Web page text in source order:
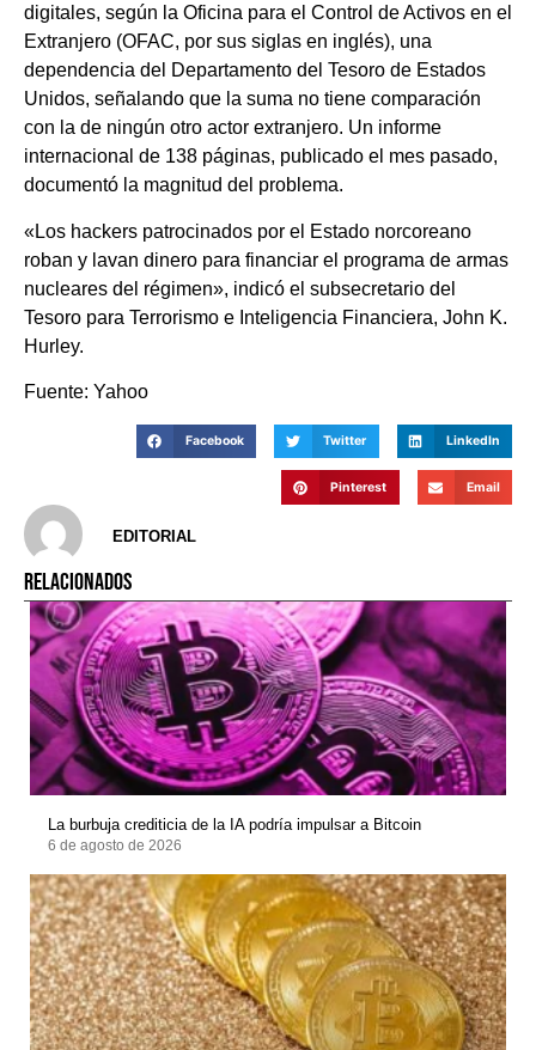
digitales, según la Oficina para el Control de Activos en el
Extranjero (OFAC, por sus siglas en inglés), una
dependencia del Departamento del Tesoro de Estados
Unidos, señalando que la suma no tiene comparación
con la de ningún otro actor extranjero. Un informe
internacional de 138 páginas, publicado el mes pasado,
documentó la magnitud del problema.
«Los hackers patrocinados por el Estado norcoreano
roban y lavan dinero para financiar el programa de armas
nucleares del régimen», indicó el subsecretario del
Tesoro para Terrorismo e Inteligencia Financiera, John K.
Hurley.
Fuente: Yahoo
Facebook Twitter LinkedIn
Pinterest Email
EDITORIAL
RELACIONADOS
La burbuja crediticia de la IA podría impulsar a Bitcoin
6 de agosto de 2026